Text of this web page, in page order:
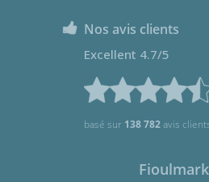
Nos avis clients
Excellent 4.7/5
basé sur 138 782avis